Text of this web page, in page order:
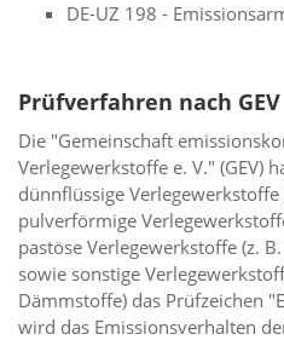
DE-UZ 198 -
Prüfverfahren nach GEV
Die "Gemeinschaft
Verlegewerkstoffe e. V." (GEV)
dünnflüssige
pulverförmige
pastöse Verlegewerkstoffe (z.
sowie sonstige
Dämmstoffe) das Prüfzeichen
wird das Emissionsverhalten